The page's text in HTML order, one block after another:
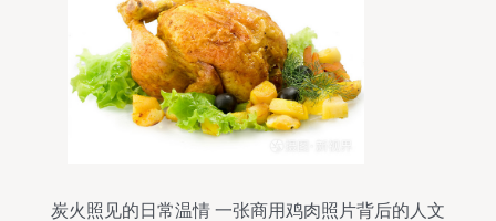
炭火照见的日常温情 一张商用鸡肉照片背后的人文